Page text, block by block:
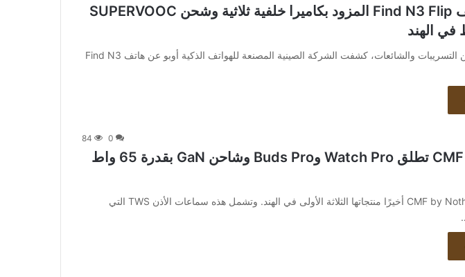
تم إطلاق هاتف Find N3 Flip المزود بكاميرا خلفية ثلاثية وشحن SUPERVOOC
[ad_1] بعد أشهر من التسريبات والشائعات، كشفت الشركة الصينية المصنعة للهواتف الذكية أوبو عن هاتف Find N3
0
84
CMF By Nothing تطلق Watch Pro وBuds Pro وشاحن GaN بقدرة 65 واط
[ad_1] أطلقت CMF by Nothing أخيرًا منتجاتها الثلاثة الأولى في الهند. وتشمل هذه سماعات الأذن TWS التي